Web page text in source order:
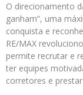
O direcionamento
ganham”, uma
conquista e
RE/MAX
permite recrutar e
ter equipes
corretores e